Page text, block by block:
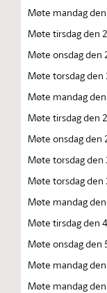
Møte mandag
Møte tirsdag den
Møte onsdag den
Møte torsdag den
Møte mandag
Møte tirsdag den
Møte onsdag den
Møte torsdag den
Møte torsdag den
Møte mandag
Møte tirsdag den
Møte onsdag den
Møte mandag
Møte mandag